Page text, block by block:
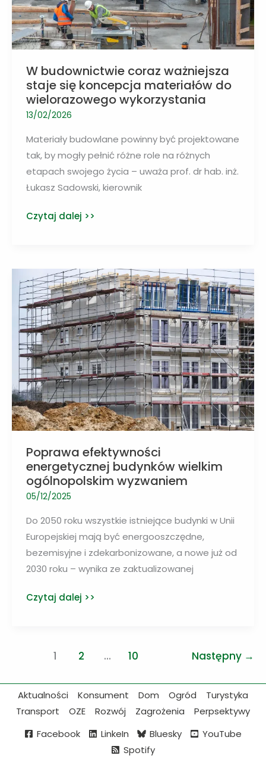
W budownictwie coraz ważniejsza
staje się koncepcja materiałów do
wielorazowego wykorzystania
13/02/2026
Materiały budowlane powinny być projektowane
tak, by mogły pełnić różne role na różnych
etapach swojego życia – uważa prof. dr hab. inż.
Łukasz Sadowski, kierownik
W
staje
się
koncepcja
materiałów
do
wielorazowego
wykorzystania
Czytaj dalej >>
Poprawa efektywności
energetycznej budynków wielkim
ogólnopolskim wyzwaniem
05/12/2025
Do 2050 roku wszystkie istniejące budynki w Unii
Europejskiej mają być energooszczędne,
bezemisyjne i zdekarbonizowane, a nowe już od
2030 roku – wynika ze zaktualizowanej
Poprawa
wielkim
wyzwaniem
Czytaj dalej >>
1 2 … 10 Następny →
Aktualności Konsument Dom Ogród
Turystyka
Transport
OZE Rozwój Zagrożenia
Perpsektywy
Facebook
LinkeIn Bluesky
YouTube
Spotify